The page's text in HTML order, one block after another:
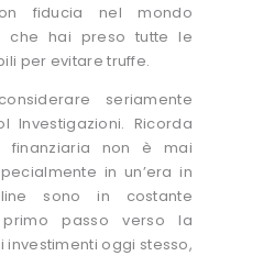
fiducia nel mondo
che hai preso tutte le
per evitare truffe.
seriamente
Investigazioni. Ricorda
finanziaria non è mai
in un’era in
sono in costante
passo verso la
investimenti oggi stesso,